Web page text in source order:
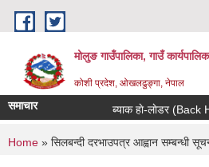
Skip to main content
मोलुङ गाउँपालिका, गाउँ
कोशी प्रदेश, ओखलढुङ्गा, नेपाल
समाचार ब्याक हाे-लाेडर (Back
You are here
Home » सिलबन्दी दरभाउपत्र आह्वान सम्बन्धी